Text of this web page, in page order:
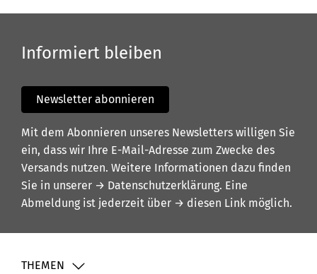
Informiert bleiben
Newsletter abonnieren
Mit dem Abonnieren unseres Newsletters willigen Sie
ein, dass wir Ihre E-Mail-Adresse zum Zwecke des
Versands nutzen. Weitere Informationen dazu finden
Sie in unserer → Datenschutzerklärung. Eine
Abmeldung ist jederzeit über → diesen Link möglich.
THEMEN